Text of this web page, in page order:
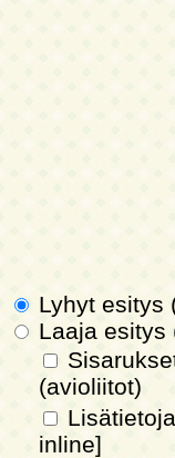
Lyhyt esitys
Laaja esitys
(avioliitot)
Lisätietoja
inline]